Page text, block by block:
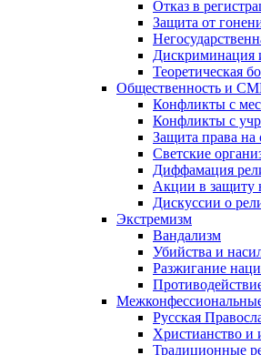
Отказ в
Защита от
Дискриминация
Теоретическая
Общественность и
Конфликты с
Конфликты с
Защита права на
Светские
Диффамация
Акции в защиту
Дискуссии о
Экстремизм
Вандализм
Убийства и
Разжигание
Русская
Христианство и
Традиционные